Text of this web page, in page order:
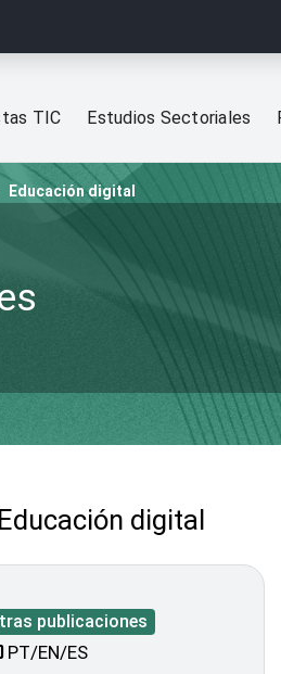
TIC Estudios Sectoriales
Educación digital
Educación digital
publicaciones
PT/EN/ES